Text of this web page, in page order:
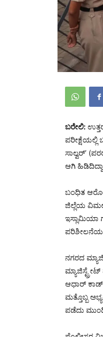
ಬರೇಲಿ:
ಸಾಲ್ವರ್’
ಆಗಿ
ಬಂಧಿತ
ಜಿಲ್ಲೆಯ ವಿಮಲ್
ಇಸ್ಲಾಮಿಯಾ
ಪರಿಶೀಲನೆಯ
ನಗರದ
ಆಧಾರ್
ಮತ್ತೊಬ್ಬ
ಪಡೆದು